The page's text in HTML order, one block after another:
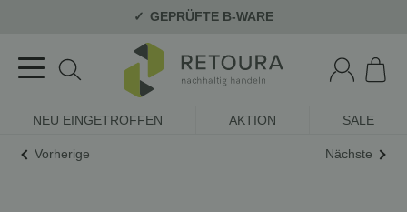
GEPRÜFTE B-WARE
NEU EINGETROFFEN AKTION SALE
Vorherige Nächste